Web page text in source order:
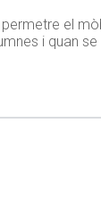
el
i quan